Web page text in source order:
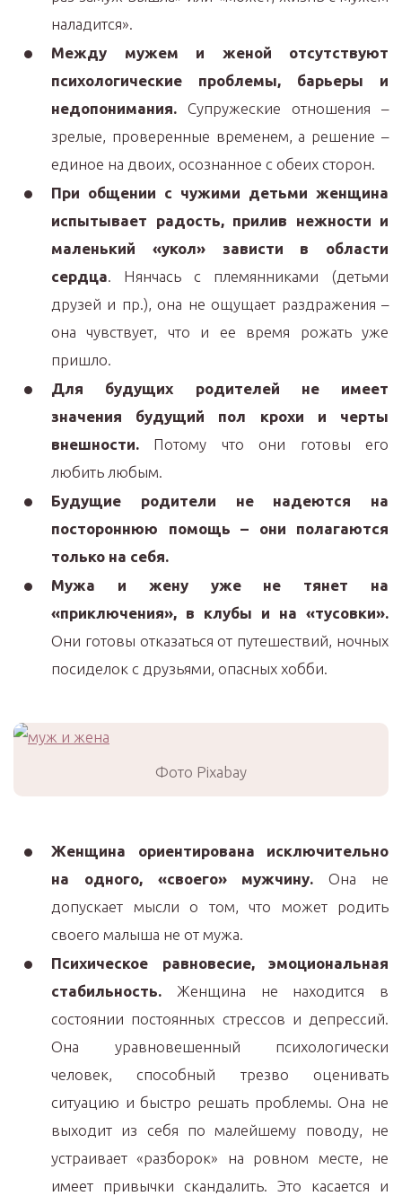
наладится».
Между мужем и женой отсутствуют
психологические проблемы, барьеры и
недопонимания. Супружеские отношения –
зрелые, проверенные временем, а решение –
единое на двоих, осознанное с обеих сторон.
При общении с чужими детьми женщина
испытывает радость, прилив нежности и
маленький «укол» зависти в области
сердца. Нянчась с племянниками (детьми
друзей и пр.), она не ощущает раздражения –
она чувствует, что и ее время рожать уже
пришло.
Для будущих родителей не имеет
значения будущий пол крохи и черты
внешности. Потому что они готовы его
любить любым.
Будущие родители не надеются на
постороннюю помощь – они полагаются
только на себя.
Мужа и жену уже не тянет на
«приключения», в клубы и на «тусовки».
Они готовы отказаться от путешествий, ночных
посиделок с друзьями, опасных хобби.
Фото Pixabay
Женщина ориентирована исключительно
на одного, «своего» мужчину. Она не
допускает мысли о том, что может родить
своего малыша не от мужа.
Психическое равновесие, эмоциональная
стабильность. Женщина не находится в
состоянии постоянных стрессов и депрессий.
Она уравновешенный психологически
человек, способный трезво оценивать
ситуацию и быстро решать проблемы. Она не
выходит из себя по малейшему поводу, не
устраивает «разборок» на ровном месте, не
имеет привычки скандалить. Это касается и